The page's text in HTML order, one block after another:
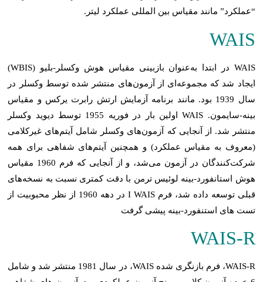
“عملکرد” ​​مانند مقیاس بین المللی عملکرد لیتر.
WAIS
WAIS در ابتدا به‌عنوان بازبینی مقیاس هوش وکسلر-بلیو (WBIS)
ایجاد شد که مجموعه‌ای از آزمون‌های منتشر شده توسط وکسلر در
سال 1939 بود. مانند برنامه آزمایش ارتش رابرت یرکس و مقیاس
بینه-سایمون. WAIS اولین بار در فوریه 1955 توسط دیوید وکسلر
منتشر شد. از آنجایی که آزمون‌های وکسلر شامل آیتم‌های غیرکلامی
(معروف به مقیاس عملکرد) و همچنین آیتم‌های شفاهی برای همه
شرکت‌کنندگان در آزمون می‌شد، و از آنجایی که فرم 1960 مقیاس
هوش استانفورد-بینه لوئیس ترمن با دقت کمتری نسبت به نسخه‌های
قبلی توسعه داده شد، فرم I WAIS در دهه 1960 از نظر محبوبیت از
تست های استنفورد-بینه پیشی گرفت
WAIS-R
WAIS-R، فرم بازنگری شده WAIS، در سال 1981 منتشر شد و شامل